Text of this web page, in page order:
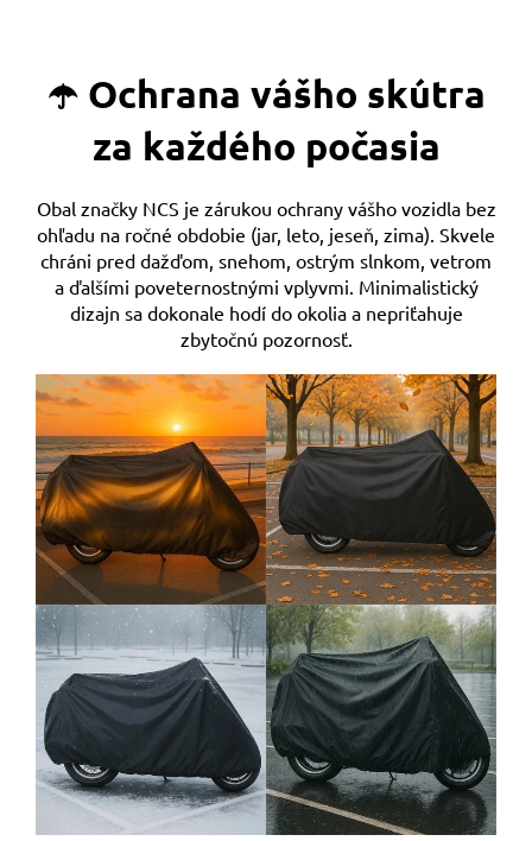
☂️ Ochrana vášho skútra
za každého počasia
Obal značky NCS je zárukou ochrany vášho vozidla bez
ohľadu na ročné obdobie (jar, leto, jeseň, zima). Skvele
chráni pred dažďom, snehom, ostrým slnkom, vetrom
a ďalšími poveternostnými vplyvmi. Minimalistický
dizajn sa dokonale hodí do okolia a nepriťahuje
zbytočnú pozornosť.